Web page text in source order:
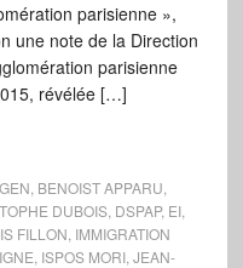
parisienne »,
une note de la Direction
parisienne
révélée […]
BENOIST APPARU
DUBOIS, DSPAP, EI,
FILLON IMMIGRATION
ISPOS MORI, JEAN-